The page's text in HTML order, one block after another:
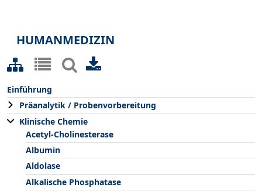
HUMANMEDIZIN
Einführung
Präanalytik / Probenvorbereitung
Klinische Chemie
Acetyl-Cholinesterase
Albumin
Aldolase
Alkalische Phosphatase